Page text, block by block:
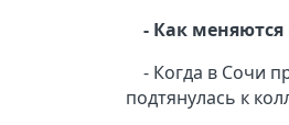
- Как
- Когда в Сочи
подтянулась к